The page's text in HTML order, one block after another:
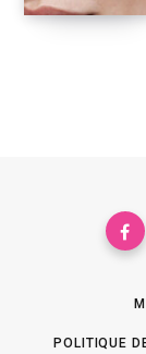
POLITIQUE